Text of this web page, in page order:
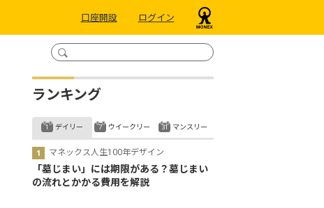
口座開設 ログイン
ランキング
デイリー
マネックス人生100年デザイン
「墓じまい」には期限がある？墓じまい
の流れとかかる費用を解説
ウイークリー マンスリー